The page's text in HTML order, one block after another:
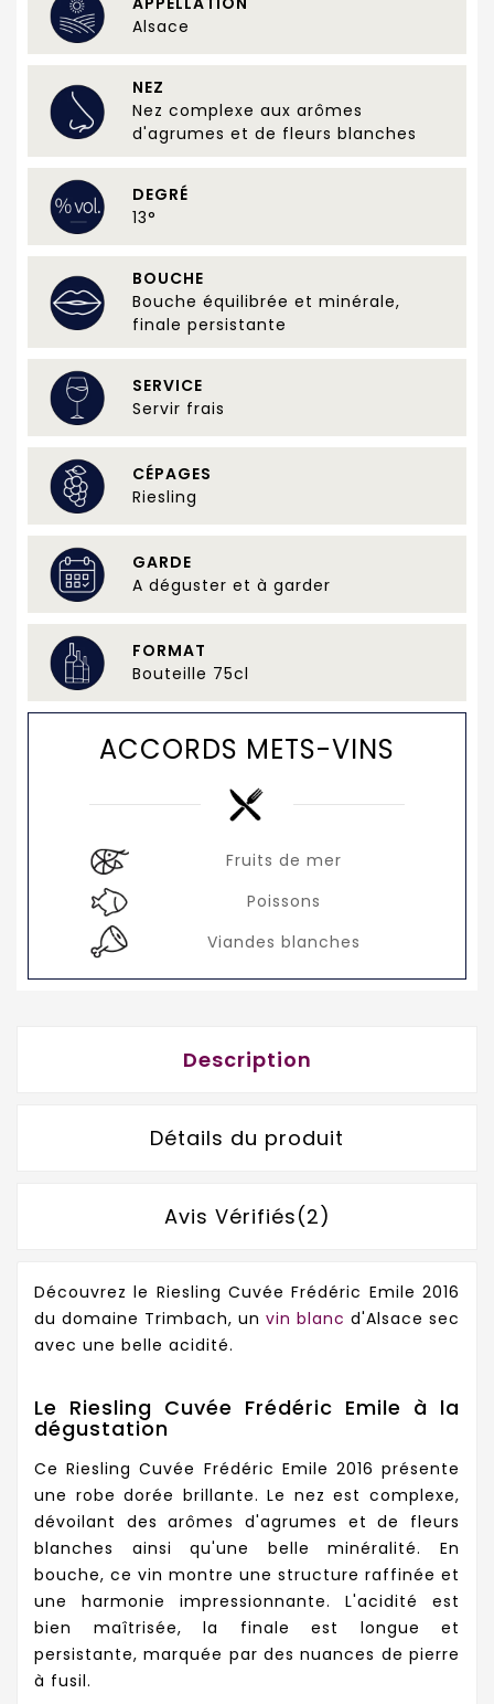
Alsace
NEZ
Nez complexe aux arômes
d'agrumes et de fleurs blanches
DEGRÉ
13°
BOUCHE
Bouche équilibrée et minérale,
finale persistante
SERVICE
Servir frais
CÉPAGES
Riesling
GARDE
A déguster et à garder
FORMAT
Bouteille 75cl
ACCORDS METS-VINS
Fruits de mer
Poissons
Viandes blanches
Description
Détails du produit
Avis Vérifiés(2)
Découvrez le Riesling Cuvée Frédéric Emile 2016
du domaine Trimbach, un vin blanc d'Alsace sec
avec une belle acidité.
Le Riesling Cuvée Frédéric Emile à la
dégustation
Ce Riesling Cuvée Frédéric Emile 2016 présente
une robe dorée brillante. Le nez est complexe,
dévoilant des arômes d'agrumes et de fleurs
blanches ainsi qu'une belle minéralité. En
bouche, ce vin montre une structure raffinée et
une harmonie impressionnante. L'acidité est
bien maîtrisée, la finale est longue et
persistante, marquée par des nuances de pierre
à fusil.